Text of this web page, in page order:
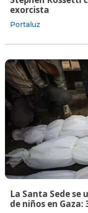
exorcista
Portaluz
La Santa Sede
de niños en Gaza: